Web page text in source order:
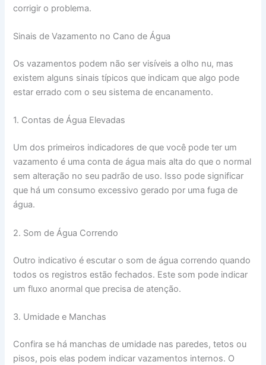
corrigir o problema.
Sinais de Vazamento no Cano de Água
Os vazamentos podem não ser visíveis a olho nu, mas
existem alguns sinais típicos que indicam que algo pode
estar errado com o seu sistema de encanamento.
1. Contas de Água Elevadas
Um dos primeiros indicadores de que você pode ter um
vazamento é uma conta de água mais alta do que o normal
sem alteração no seu padrão de uso. Isso pode significar
que há um consumo excessivo gerado por uma fuga de
água.
2. Som de Água Correndo
Outro indicativo é escutar o som de água correndo quando
todos os registros estão fechados. Este som pode indicar
um fluxo anormal que precisa de atenção.
3. Umidade e Manchas
Confira se há manchas de umidade nas paredes, tetos ou
pisos, pois elas podem indicar vazamentos internos. O